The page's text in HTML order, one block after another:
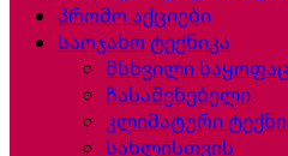
პრომო აქციები
საოჯახო ტექნიკა
მსხვილი
ჩასაშენებელი
კლიმატური
სახლისთვის